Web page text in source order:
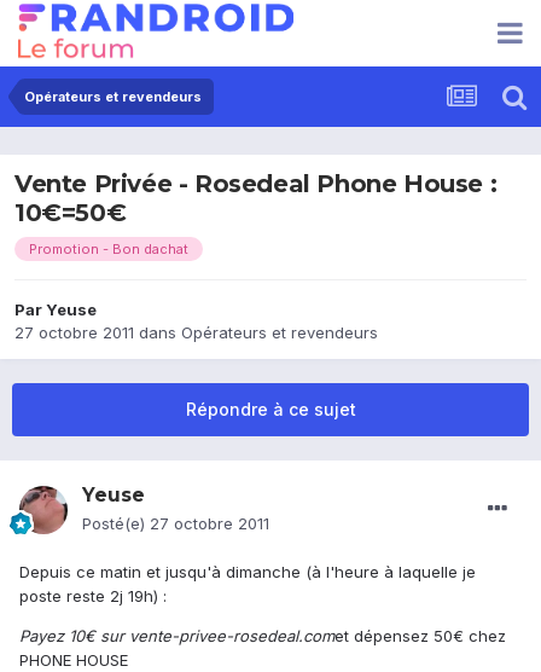
Opérateurs et revendeurs
Vente Privée - Rosedeal Phone House :
10€=50€
Promotion - Bon dachat
ParYeuse
27 octobre 2011 dans Opérateurs et revendeurs
Répondre à ce sujet
Yeuse
Posté(e) 27 octobre 2011
Depuis ce matin et jusqu'à dimanche (à l'heure à laquelle je
poste reste 2j 19h) :
Payez 10€ sur vente-privee-rosedeal.comet dépensez 50€ chez
PHONE HOUSE